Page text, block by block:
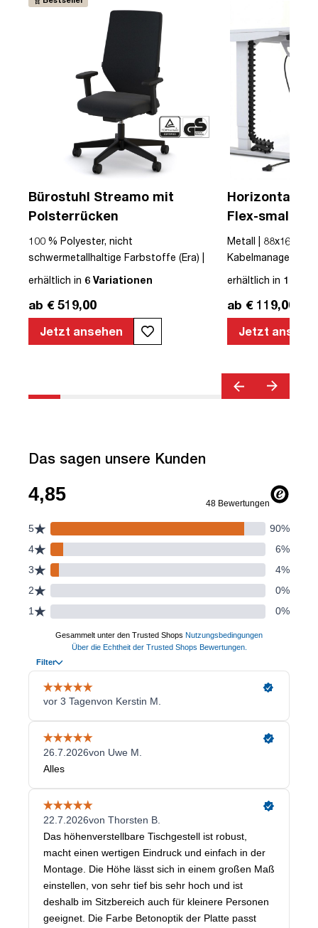
Bürostuhl Streamo mit
Polsterrücken
100 % Polyester, nicht
schwermetallhaltige Farbstoffe (Era) |
Textil | Schwarz | Schwarz | Drehstuhl |
Streamo | bis zu 120 kg | TÜV©
geprüfte Sicherheit | TÜV© geprüfte
Ergonomie | Quality Office© | TÜV©
erhältlich in 6 Variationen
ab € 519,00
Jetzt ansehen
Horizontaler
Flex-small +
Kabelführung
Steckdose
Metall |
erhältlich in 12
ab € 119,00
Jetzt
Das sagen unsere Kunden